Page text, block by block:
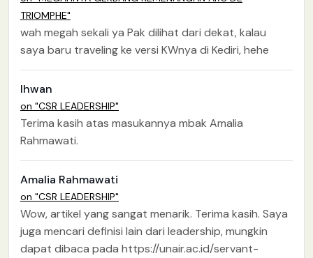
TRIOMPHE"
wah megah sekali ya Pak dilihat dari dekat, kalau
saya baru traveling ke versi KWnya di Kediri, hehe
Ihwan
on "CSR LEADERSHIP"
Terima kasih atas masukannya mbak Amalia
Rahmawati.
Amalia Rahmawati
on "CSR LEADERSHIP"
Wow, artikel yang sangat menarik. Terima kasih. Saya
juga mencari definisi lain dari leadership, mungkin
dapat dibaca pada https://unair.ac.id/servant-